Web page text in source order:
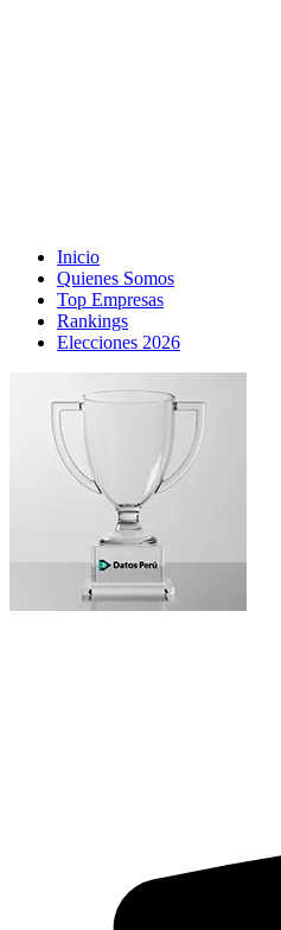
Inicio
Quienes Somos
Top Empresas
Rankings
Elecciones 2026